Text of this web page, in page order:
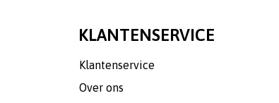
KLANTENSERVICE
Klantenservice
Over ons